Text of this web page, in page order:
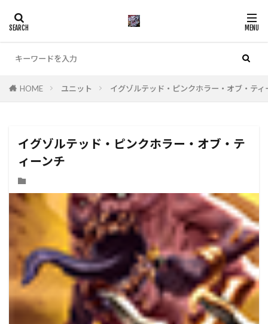
HOME ユニット イグゾルテッド・ピンクホラー・オブ・ティ
イグゾルテッド・ピンクホラー・オブ・テ
ィーンチ
カテゴリー